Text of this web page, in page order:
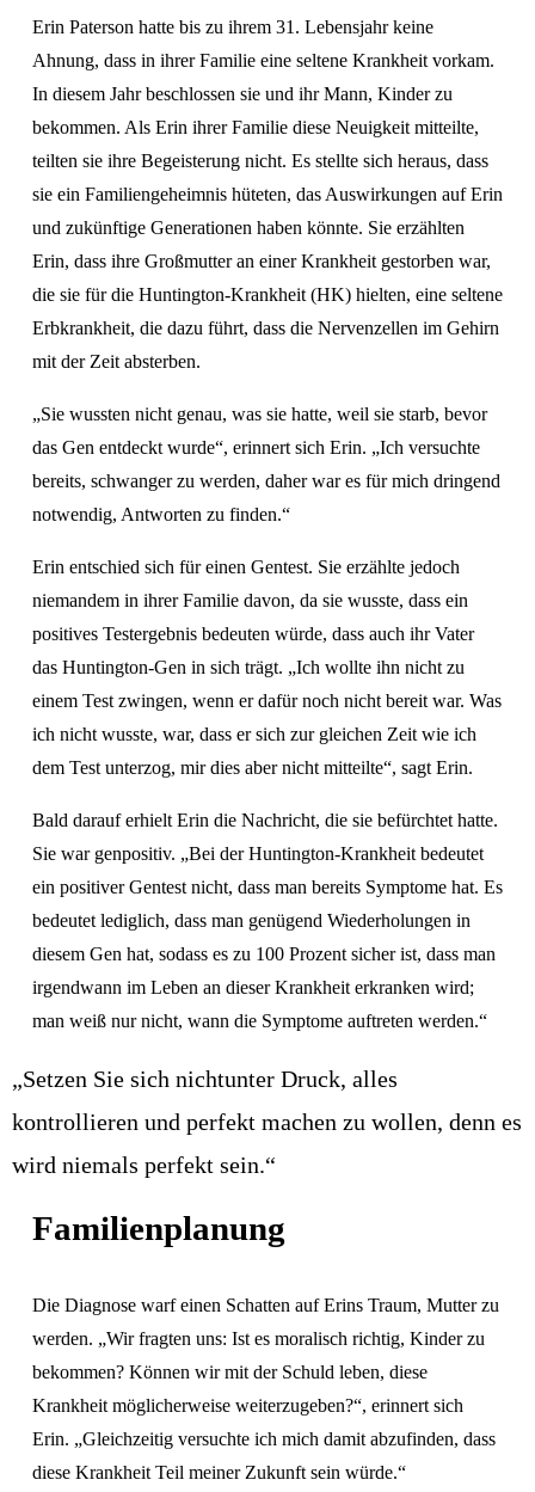
Erin Paterson hatte bis zu ihrem 31. Lebensjahr keine
Ahnung, dass in ihrer Familie eine seltene Krankheit vorkam.
In diesem Jahr beschlossen sie und ihr Mann, Kinder zu
bekommen. Als Erin ihrer Familie diese Neuigkeit mitteilte,
teilten sie ihre Begeisterung nicht. Es stellte sich heraus, dass
sie ein Familiengeheimnis hüteten, das Auswirkungen auf Erin
und zukünftige Generationen haben könnte. Sie erzählten
Erin, dass ihre Großmutter an einer Krankheit gestorben war,
die sie für die Huntington-Krankheit (HK) hielten, eine seltene
Erbkrankheit, die dazu führt, dass die Nervenzellen im Gehirn
mit der Zeit absterben.
„Sie wussten nicht genau, was sie hatte, weil sie starb, bevor
das Gen entdeckt wurde“, erinnert sich Erin. „Ich versuchte
bereits, schwanger zu werden, daher war es für mich dringend
notwendig, Antworten zu finden.“
Erin entschied sich für einen Gentest. Sie erzählte jedoch
niemandem in ihrer Familie davon, da sie wusste, dass ein
positives Testergebnis bedeuten würde, dass auch ihr Vater
das Huntington-Gen in sich trägt. „Ich wollte ihn nicht zu
einem Test zwingen, wenn er dafür noch nicht bereit war. Was
ich nicht wusste, war, dass er sich zur gleichen Zeit wie ich
dem Test unterzog, mir dies aber nicht mitteilte“, sagt Erin.
Bald darauf erhielt Erin die Nachricht, die sie befürchtet hatte.
Sie war genpositiv. „Bei der Huntington-Krankheit bedeutet
ein positiver Gentest nicht, dass man bereits Symptome hat. Es
bedeutet lediglich, dass man genügend Wiederholungen in
diesem Gen hat, sodass es zu 100 Prozent sicher ist, dass man
irgendwann im Leben an dieser Krankheit erkranken wird;
man weiß nur nicht, wann die Symptome auftreten werden.“
„Setzen Sie sich nichtunter Druck, alles
kontrollieren und perfekt machen zu wollen, denn es
wird niemals perfekt sein.“
Familienplanung
Die Diagnose warf einen Schatten auf Erins Traum, Mutter zu
werden. „Wir fragten uns: Ist es moralisch richtig, Kinder zu
bekommen? Können wir mit der Schuld leben, diese
Krankheit möglicherweise weiterzugeben?“, erinnert sich
Erin. „Gleichzeitig versuchte ich mich damit abzufinden, dass
diese Krankheit Teil meiner Zukunft sein würde.“